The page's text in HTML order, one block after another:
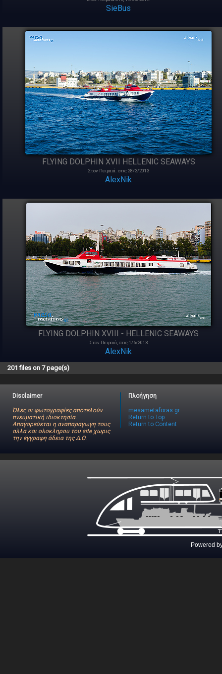
SieBus
FLYING DOLPHIN XVII HELLENIC SEAWAYS
Στον Πειραιά. στις 28/3/2013
AlexNik
FLYING DOLPHIN XVIII - HELLENIC SEAWAYS
Στον Πειραιά, στις 1/6/2013
AlexNik
201 files on 7 page(s)
Disclaimer
Όλες οι φωτογραφίες αποτελούν
πνευματική ιδιοκτησία.
Απαγορεύεται η αναπαραγωγη τους
αλλα και ολοκληρου του site χωρις
την έγγραφη άδεια της Δ.Ο.
Πλοήγηση
mesametaforas.gr
Return to Top
Return to Content
Powered